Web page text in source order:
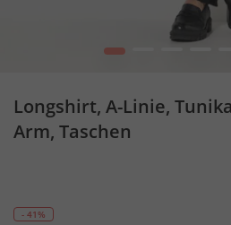
1
Longshirt, A-Linie,
Arm, Taschen
- 41%